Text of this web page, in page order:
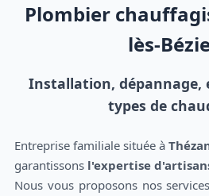
Plombier
lès-
Installation, dépannage,
types de
Entreprise familiale située à
garantissons l'expertise
Nous vous proposons nos